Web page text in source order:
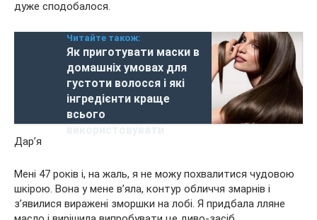
дуже сподобалося.
Читайте також:
Як приготувати маски в
домашніх умовах для
густоти волосся і які
інгредієнти краще
всього
Дар’я
Мені 47 років і, на жаль, я не можу похвалитися чудовою
шкірою. Вона у мене в’яла, контур обличчя змарнів і
з’явилися виражені зморшки на лобі. Я придбала лляне